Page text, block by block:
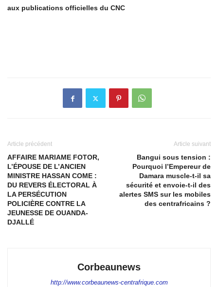
aux publications officielles du CNC
Article précédent
AFFAIRE MARIAME FOTOR,
L’ÉPOUSE DE L’ANCIEN
MINISTRE HASSAN COME :
DU REVERS ÉLECTORAL À
LA PERSÉCUTION
POLICIÈRE CONTRE LA
JEUNESSE DE OUANDA-
DJALLÉ
Article suivant
Bangui sous tension :
Pourquoi l’Empereur de
Damara muscle-t-il sa
sécurité et envoie-t-il des
alertes SMS sur les mobiles
des centrafricains ?
Corbeaunews
http://www.corbeaunews-centrafrique.com